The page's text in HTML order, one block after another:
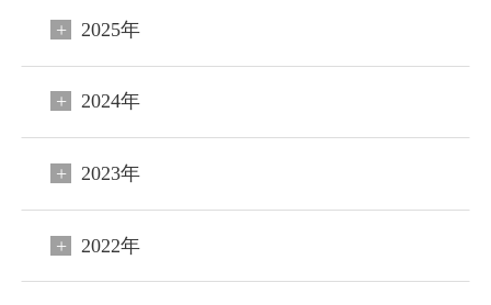
2025年
2024年
2023年
2022年
料理